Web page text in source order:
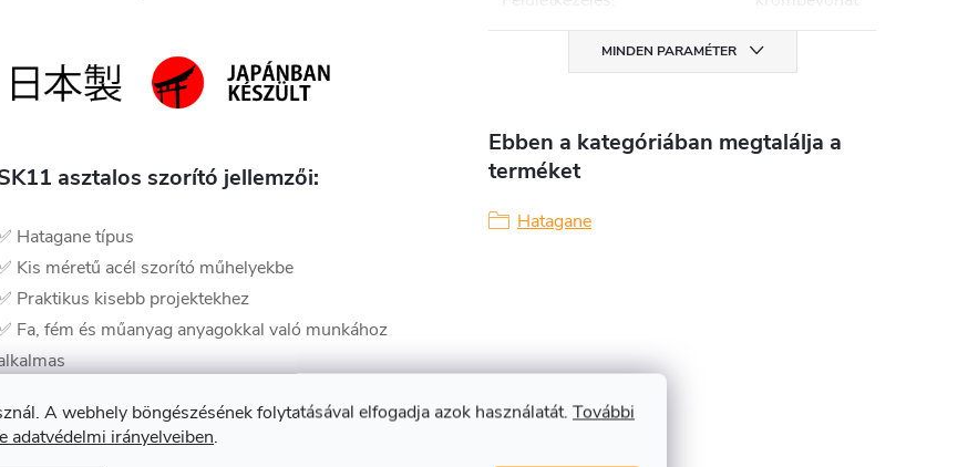
A webhely böngészésének folytatásával elfogadja azok használatát. További
adatvédelmi irányelveiben.
asztalos szorító jellemzői:
Hatagane típus
Kis méretű acél szorító műhelyekbe
Praktikus kisebb projektekhez
Fa, fém és műanyag anyagokkal való munkához
Könnyűnyomásszabályzás
✅ Maximális szorítótávolsága 155 mm
MINDEN PARAMÉTER
Ebben a kategóriában megtalálja a
terméket
Hatagane